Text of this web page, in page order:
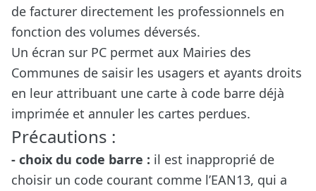
de facturer directement les professionnels en
fonction des volumes déversés.
Un écran sur PC permet aux Mairies des
Communes de saisir les usagers et ayants droits
en leur attribuant une carte à code barre déjà
imprimée et annuler les cartes perdues.
Précautions :
- choix du code barre : il est inapproprié de
choisir un code courant comme l’EAN13, qui a